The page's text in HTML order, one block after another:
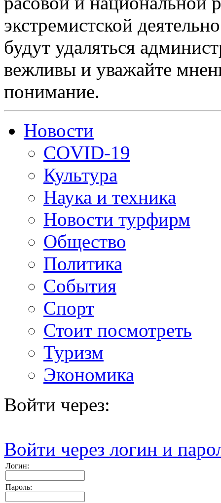
экстремистской
будут удаляться
вежливы и уважайте
понимание.
Новости
COVID-19
Культура
Наука и техника
Новости турфирм
Общество
Политика
События
Спорт
Стоит посмотреть
Туризм
Экономика
Войти через:
Войти через логин и
Логин:
Пароль: